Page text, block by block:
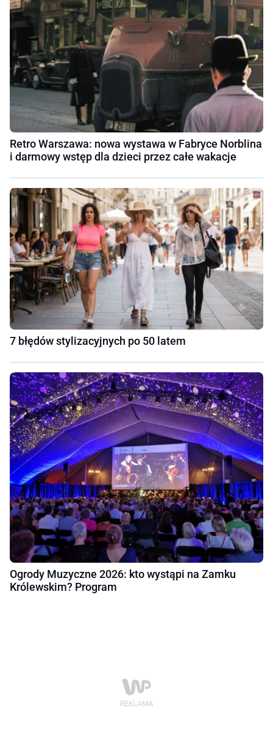
Retro Warszawa: nowa wystawa w Fabryce Norblina
i darmowy wstęp dla dzieci przez całe wakacje
7 błędów stylizacyjnych po 50 latem
Ogrody Muzyczne 2026: kto wystąpi na Zamku
Królewskim? Program